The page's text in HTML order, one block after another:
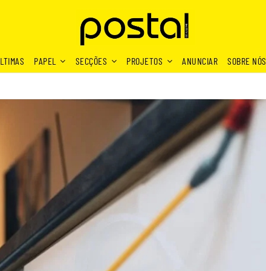
PAPEL SECÇÕES PROJETOS ANUNCIAR SOBRE NÓS